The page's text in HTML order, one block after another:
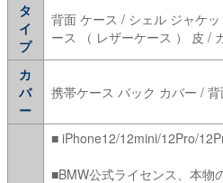
タ
イ
プ
背面 ケース / シェル ジャケ
ース （ レザーケース ） 皮 /
カ
バ
ー
携帯ケース バック カバー /
■ iPhone12/12mini/12Pro/
■BMW公式ライセンス、本物